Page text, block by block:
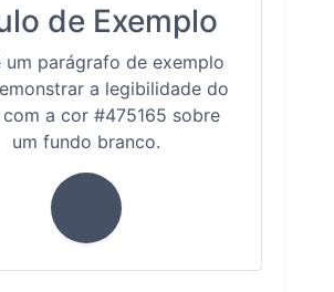
de Exemplo
um parágrafo de exemplo
a legibilidade do
a cor #475165 sobre
um fundo branco.